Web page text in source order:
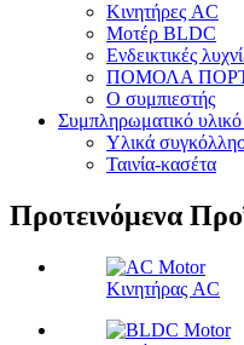
Κινητήρες AC
Μοτέρ BLDC
Ενδεικτικές
ΠΟΜΟΛΑ
Ο συμπιεστής
Συμπληρωματικό υλικό
Υλικά
Ταινία-κασέτα
Προτεινόμενα
Κινητήρας AC